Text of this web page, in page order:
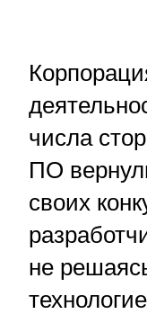
числа
ПО
своих
не